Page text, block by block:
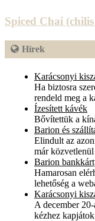
Spiced Chai
Hírek
Karácsonyi
Ha biztosra
rendeld meg a
Ízesített kávék
Bővítettük a
Barion és
Elindult az
már
Barion
Hamarosan
lehetőség a
Karácsonyi
A december
kézhez